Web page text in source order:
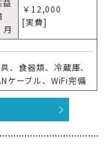
益
月
￥12,000
[実費]
、食器類、冷蔵庫、
ケーブル、WiFi完備